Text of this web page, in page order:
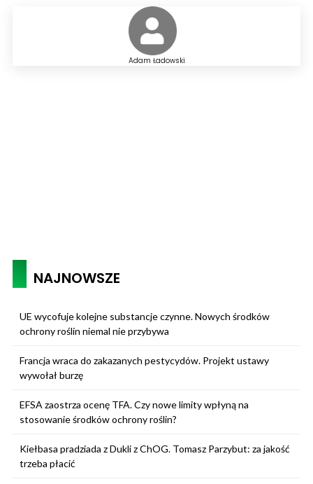
Adam Ładowski
NAJNOWSZE
UE wycofuje kolejne substancje czynne. Nowych środków
ochrony roślin niemal nie przybywa
Francja wraca do zakazanych pestycydów. Projekt ustawy
wywołał burzę
EFSA zaostrza ocenę TFA. Czy nowe limity wpłyną na
stosowanie środków ochrony roślin?
Kiełbasa pradziada z Dukli z ChOG. Tomasz Parzybut: za jakość
trzeba płacić